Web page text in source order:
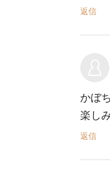
返信
かぼ
楽し
返信